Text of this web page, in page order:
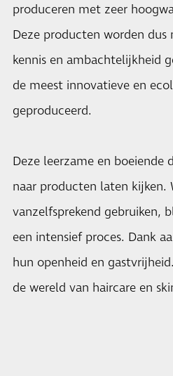
produceren met zeer
Deze producten worden
kennis en ambachtelijkheid
de meest innovatieve en
geproduceerd.
Deze leerzame en boeiende
naar producten laten kijken.
vanzelfsprekend gebruiken,
een intensief proces. Dank
hun openheid en
de wereld van haircare en